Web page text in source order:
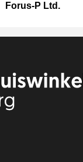
Forus-P Ltd.